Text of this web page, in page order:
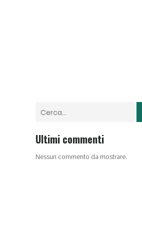
Ultimi commenti
Nessun commento da mostrare.